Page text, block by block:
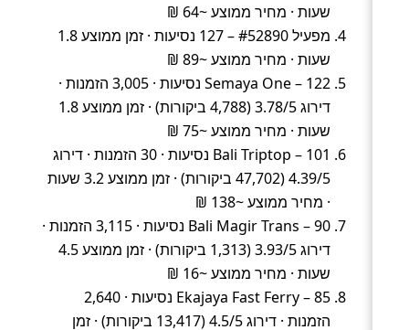
שעות · מחיר ממוצע ~64 ₪
מפעיל #52890 – 127 נסיעות · זמן ממוצע 1.8
שעות · מחיר ממוצע ~89 ₪
Semaya One – 122 נסיעות · 3,005 הזמנות ·
דירוג 3.78/5 (4,788 ביקורות) · זמן ממוצע 1.8
שעות · מחיר ממוצע ~75 ₪
Bali Triptop – 101 נסיעות · 30 הזמנות · דירוג
4.39/5 (47,702 ביקורות) · זמן ממוצע 3.2 שעות
· מחיר ממוצע ~138 ₪
Bali Magir Trans – 90 נסיעות · 3,115 הזמנות ·
דירוג 3.93/5 (1,313 ביקורות) · זמן ממוצע 4.5
שעות · מחיר ממוצע ~16 ₪
Ekajaya Fast Ferry – 85 נסיעות · 2,640
הזמנות · דירוג 4.5/5 (13,417 ביקורות) · זמן